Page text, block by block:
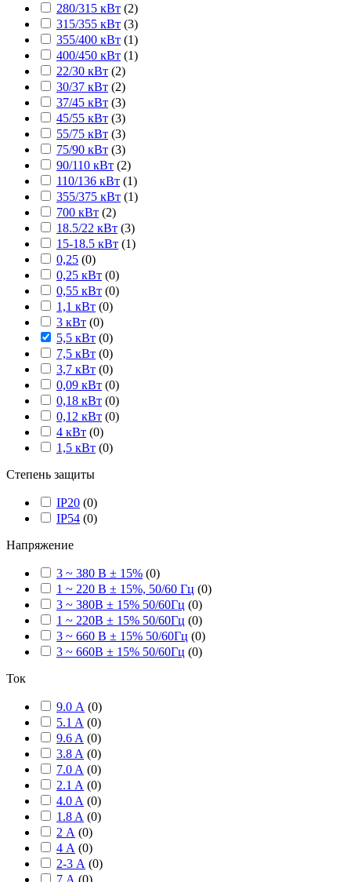
280/315 кВт (2)
315/355 кВт (3)
355/400 кВт (1)
400/450 кВт (1)
22/30 кВт (2)
30/37 кВт (2)
37/45 кВт (3)
45/55 кВт (3)
55/75 кВт (3)
75/90 кВт (3)
90/110 кВт (2)
110/136 кВт (1)
355/375 кВт (1)
700 кВт (2)
18.5/22 кВт (3)
15-18.5 кВт (1)
0,25 (0)
0,25 кВт (0)
0,55 кВт (0)
1,1 кВт (0)
3 кВт (0)
5,5 кВт (0)
7,5 кВт (0)
3,7 кВт (0)
0,09 кВт (0)
0,18 кВт (0)
0,12 кВт (0)
4 кВт (0)
1,5 кВт (0)
Степень защиты
IP20 (0)
IP54 (0)
Напряжение
3 ~ 380 В ± 15% (0)
1 ~ 220 В ± 15%, 50/60 Гц (0)
3 ~ 380В ± 15% 50/60Гц (0)
1 ~ 220В ± 15% 50/60Гц (0)
3 ~ 660 В ± 15% 50/60Гц (0)
3 ~ 660В ± 15% 50/60Гц (0)
Ток
9.0 А (0)
5.1 A (0)
9.6 A (0)
3.8 A (0)
7.0 A (0)
2.1 A (0)
4.0 A (0)
1.8 A (0)
2 А (0)
4 А (0)
2-3 А (0)
7 А (0)